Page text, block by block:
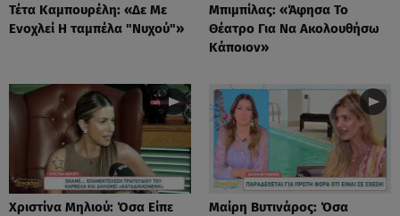
Τέτα Καμπουρέλη: «Δε Mε
Eνοχλεί H ταμπέλα "Νυχού"»
Μπιμπίλας: «Άφησα Το
Θέατρο Για Να Ακολουθήσω
Κάποιον»
Χριστίνα Μηλιού: Όσα Είπε
Μαίρη Βυτινάρος: Όσα